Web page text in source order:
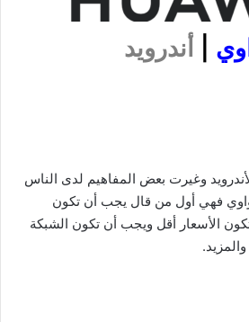
أندرويد
وغيرت بعض المفاهيم لدى الناس
فهي أول من قال يجب أن تكون
الأسعار أقل ويجب أن تكون الشبكة